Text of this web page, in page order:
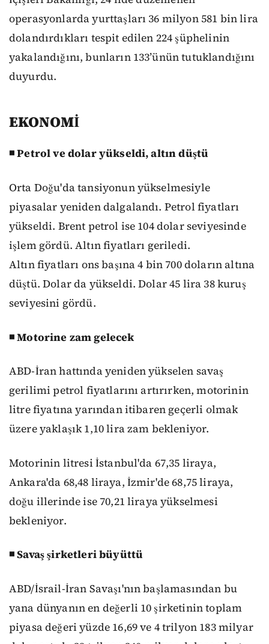
operasyonlarda yurttaşları 36 milyon 581 bin lira
dolandırdıkları tespit edilen 224 şüphelinin
yakalandığını, bunların 133’ünün tutuklandığını
duyurdu.
EKONOMİ
◾ Petrol ve dolar yükseldi, altın düştü
Orta Doğu'da tansiyonun yükselmesiyle
piyasalar yeniden dalgalandı. Petrol fiyatları
yükseldi. Brent petrol ise 104 dolar seviyesinde
işlem gördü. Altın fiyatları geriledi.
Altın fiyatları ons başına 4 bin 700 doların altına
düştü. Dolar da yükseldi. Dolar 45 lira 38 kuruş
seviyesini gördü.
◾ Motorine zam gelecek
ABD-İran hattında yeniden yükselen savaş
gerilimi petrol fiyatlarını artırırken, motorinin
litre fiyatına yarından itibaren geçerli olmak
üzere yaklaşık 1,10 lira zam bekleniyor.
Motorinin litresi İstanbul'da 67,35 liraya,
Ankara'da 68,48 liraya, İzmir'de 68,75 liraya,
doğu illerinde ise 70,21 liraya yükselmesi
bekleniyor.
◾ Savaş şirketleri büyüttü
ABD/İsrail-İran Savaşı'nın başlamasından bu
yana dünyanın en değerli 10 şirketinin toplam
piyasa değeri yüzde 16,69 ve 4 trilyon 183 milyar